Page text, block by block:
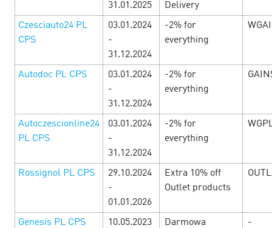
The week of woman delights at
In celebration of the most beautiful holiday from 06.03 to
31.01.2025
Delivery
Czesciauto24 PL
CPS
03.01.2024
-
31.12.2024
-2% for
everything
Autodoc PL CPS
03.01.2024
-
31.12.2024
-2% for
everything
Autoczescionline24
PL CPS
03.01.2024
-
31.12.2024
-2% for
everything
Rossignol PL CPS
29.10.2024
-
01.01.2026
Extra 10% off
Outlet products
Genesis PL CPS
10.05.2023
Darmowa
-